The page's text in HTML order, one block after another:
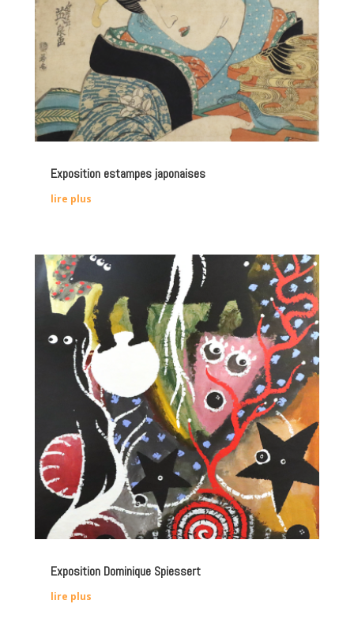
Exposition estampes japonaises
lire plus
Exposition Dominique Spiessert
lire plus